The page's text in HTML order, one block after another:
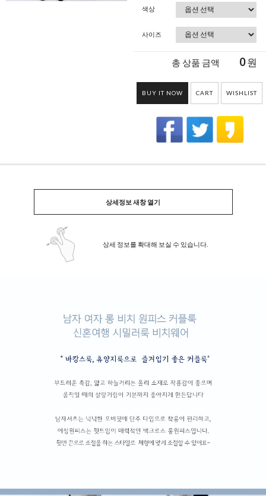
색상
사이즈
총 상품 금액 0원
BUY IT NOW CART WISHLIST
상세정보 새창 열기
상세 정보를 확대해 보실 수 있습니다.